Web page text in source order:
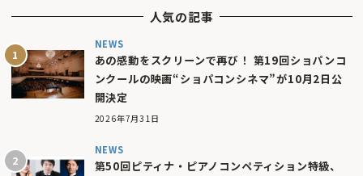
人気の記事
NEWS
あの感動をスクリーンで再び！ 第19回ショパンコ
ンクールの映画“ショパコンシネマ”が10月2日公
開決定
2026年7月31日
NEWS
第50回ピティナ・ピアノコンペティション特級、